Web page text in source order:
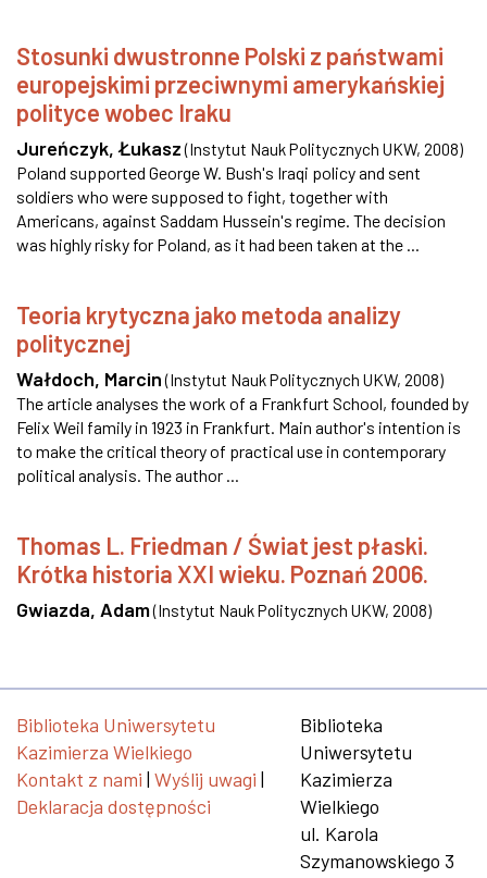
Stosunki dwustronne Polski z państwami
europejskimi przeciwnymi amerykańskiej
polityce wobec Iraku
Jureńczyk, Łukasz (Instytut Nauk Politycznych UKW, 2008)
Poland supported George W. Bush's Iraqi policy and sent
soldiers who were supposed to fight, together with
Americans, against Saddam Hussein's regime. The decision
was highly risky for Poland, as it had been taken at the ...
Teoria krytyczna jako metoda analizy
politycznej
Wałdoch, Marcin (Instytut Nauk Politycznych UKW, 2008)
The article analyses the work of a Frankfurt School, founded by
Felix Weil family in 1923 in Frankfurt. Main author's intention is
to make the critical theory of practical use in contemporary
political analysis. The author ...
Thomas L. Friedman / Świat jest płaski.
Krótka historia XXI wieku. Poznań 2006.
Gwiazda, Adam(Instytut Nauk Politycznych UKW, 2008)
Biblioteka Uniwersytetu
Kazimierza Wielkiego
Kontakt z nami | Wyślij uwagi |
Deklaracja dostępności
Biblioteka
Uniwersytetu
Kazimierza
Wielkiego
ul. Karola
Szymanowskiego 3